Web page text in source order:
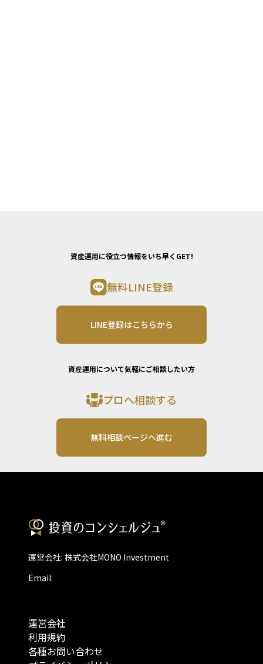
資産運用に役立つ情報をいち早くGET!
無料LINE登録
LINE登録はこちらから
資産運用について気軽にご相談したい方
プロへ相談する
無料相談ページへ進む
運営会社: 株式会社MONO Investment
Email:
運営会社
利用規約
各種お問い合わせ